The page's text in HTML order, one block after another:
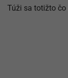
Túži sa totižto